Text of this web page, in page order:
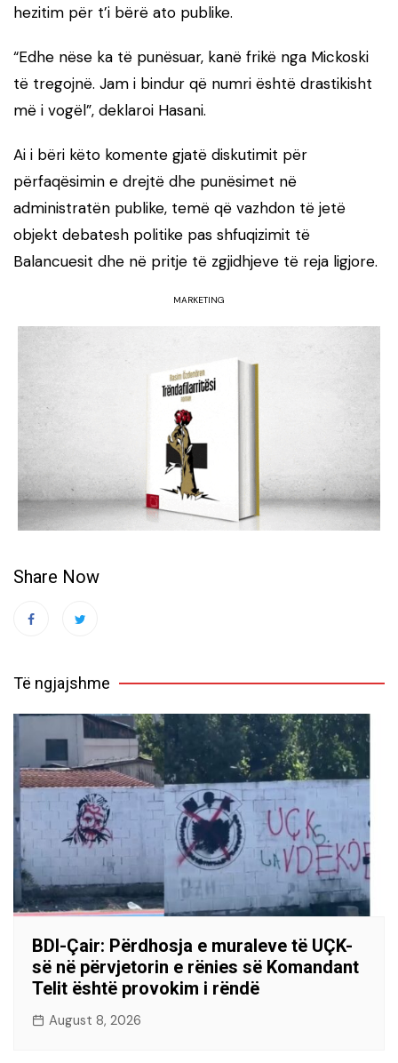
hezitim për t’i bërë ato publike.
“Edhe nëse ka të punësuar, kanë frikë nga Mickoski
të tregojnë. Jam i bindur që numri është drastikisht
më i vogël”, deklaroi Hasani.
Ai i bëri këto komente gjatë diskutimit për
përfaqësimin e drejtë dhe punësimet në
administratën publike, temë që vazhdon të jetë
objekt debatesh politike pas shfuqizimit të
Balancuesit dhe në pritje të zgjidhjeve të reja ligjore.
MARKETING
Share Now
Të ngjajshme
BDI-Çair: Përdhosja e muraleve të UÇK-
së në përvjetorin e rënies së Komandant
Telit është provokim i rëndë
August 8, 2026